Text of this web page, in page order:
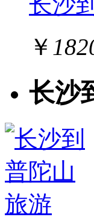
￥
长沙